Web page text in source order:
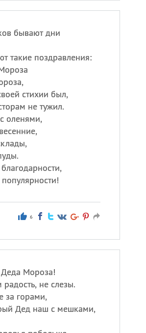
бывают дни
такие поздравления:
стихии был,
не тужил.
оленями,
6
Мороза!
не слезы.
за горами,
Дед наш с мешками,